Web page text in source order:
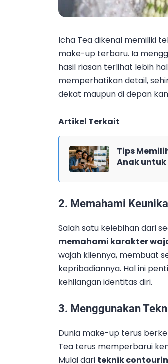
Icha Tea dikenal memiliki
make-up terbaru. Ia
hasil riasan terlihat lebih
memperhatikan detail,
dekat maupun di depan
Artikel Terkait
Tips
Anak untuk
2. Memahami
Salah satu kelebihan dari
memahami karakter
wajah kliennya, membuat
kepribadiannya. Hal ini
kehilangan identitas diri.
3. Menggunakan
Dunia make-up terus
Tea terus memperbarui
Mulai dari teknik